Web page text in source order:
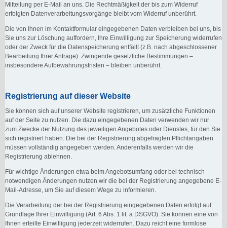
Mitteilung per E-Mail an uns. Die Rechtmäßigkeit der bis zum Widerruf
erfolgten Datenverarbeitungsvorgänge bleibt vom Widerruf unberührt.
Die von Ihnen im Kontaktformular eingegebenen Daten verbleiben bei uns, bis
Sie uns zur Löschung auffordern, Ihre Einwilligung zur Speicherung widerrufen
oder der Zweck für die Datenspeicherung entfällt (z.B. nach abgeschlossener
Bearbeitung Ihrer Anfrage). Zwingende gesetzliche Bestimmungen –
insbesondere Aufbewahrungsfristen – bleiben unberührt.
Registrierung auf dieser Website
Sie können sich auf unserer Website registrieren, um zusätzliche Funktionen
auf der Seite zu nutzen. Die dazu eingegebenen Daten verwenden wir nur
zum Zwecke der Nutzung des jeweiligen Angebotes oder Dienstes, für den Sie
sich registriert haben. Die bei der Registrierung abgefragten Pflichtangaben
müssen vollständig angegeben werden. Anderenfalls werden wir die
Registrierung ablehnen.
Für wichtige Änderungen etwa beim Angebotsumfang oder bei technisch
notwendigen Änderungen nutzen wir die bei der Registrierung angegebene E-
Mail-Adresse, um Sie auf diesem Wege zu informieren.
Die Verarbeitung der bei der Registrierung eingegebenen Daten erfolgt auf
Grundlage Ihrer Einwilligung (Art. 6 Abs. 1 lit. a DSGVO). Sie können eine von
Ihnen erteilte Einwilligung jederzeit widerrufen. Dazu reicht eine formlose